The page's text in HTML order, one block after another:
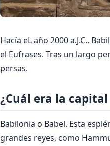
Hacía eL año 2000 a.J.C.,
el Eufrases. Tras un largo
persas.
¿Cuál era la
Babilonia o Babel. Esta
grandes reyes, como